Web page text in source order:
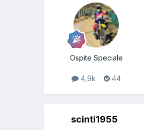
Ospite Speciale
4,9k 44
scinti1955